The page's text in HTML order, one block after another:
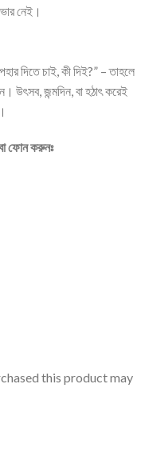
নেই।
দিতে চাই, কী দিই?” – তাহলে
উৎসব, জন্মদিন, বা হঠাৎ করেই
ফোন করুনঃ
this product may